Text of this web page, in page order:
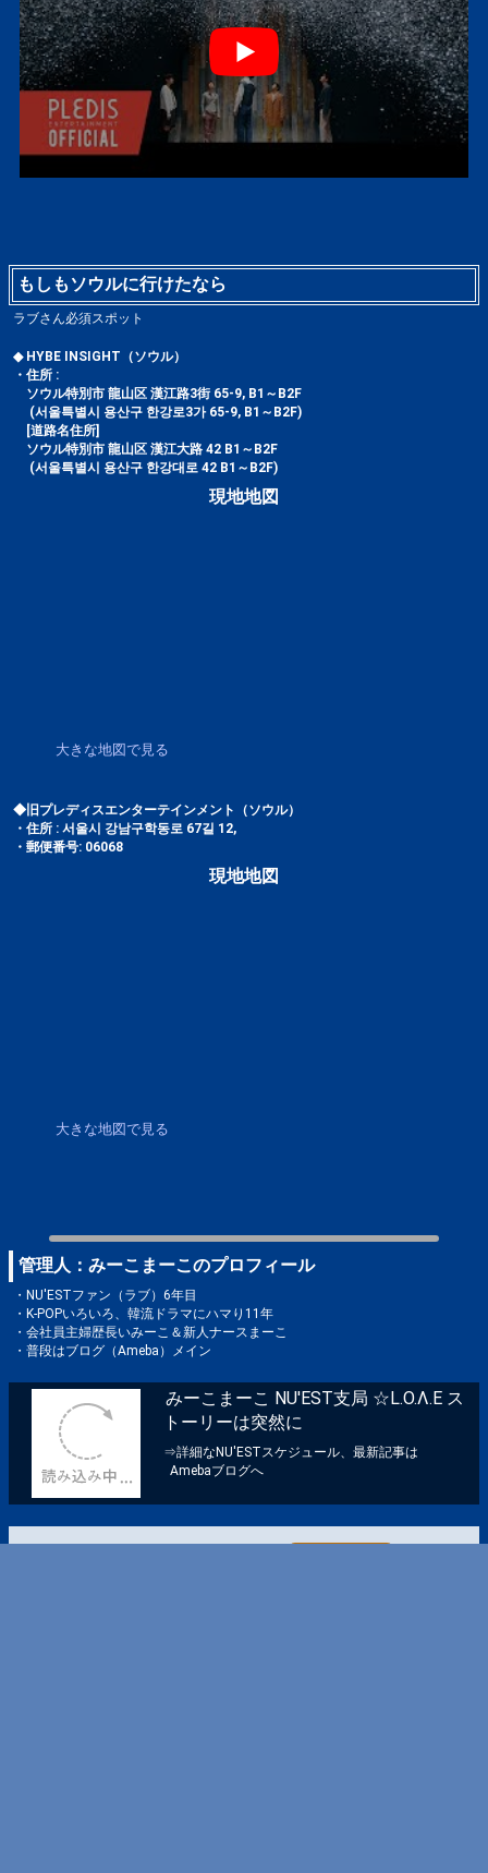
もしもソウルに行けたなら
ラブさん必須スポット
◆ HYBE INSIGHT（ソウル）
・住所 :
ソウル特別市 龍山区 漢江路3街 65-9, B1～B2F
(서울특별시 용산구 한강로3가 65-9, B1～B2F)
[道路名住所]
ソウル特別市 龍山区 漢江大路 42 B1～B2F
(서울특별시 용산구 한강대로 42 B1～B2F)
現地地図
大きな地図で見る
◆旧プレディスエンターテインメント（ソウル）
・住所 : 서울시 강남구학동로 67길 12,
・郵便番号: 06068
現地地図
大きな地図で見る
管理人：みーこまーこのプロフィール
・NU'ESTファン（ラブ）6年目
・K-POPいろいろ、韓流ドラマにハマり11年
・会社員主婦歴長いみーこ＆新人ナースまーこ
・普段はブログ（Ameba）メイン
みーこまーこ NU'EST支局 ☆L.O.Λ.E ス
トーリーは突然に
⇒詳細なNU'ESTスケジュール、最新記事は
Amebaブログへ